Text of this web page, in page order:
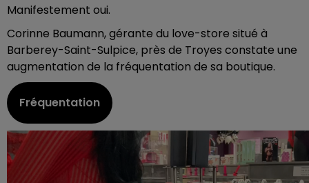
Manifestement oui.
Corinne Baumann, gérante du love-store situé à
Barberey-Saint-Sulpice, près de Troyes constate une
augmentation de la fréquentation de sa boutique.
Fréquentation